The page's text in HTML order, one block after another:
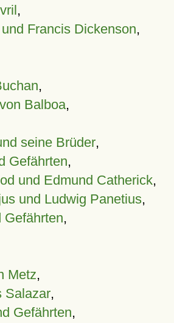
,
Francis Dickenson,
,
Balboa,
seine Brüder,
Gefährten,
und Edmund Catherick,
und Ludwig Panetius,
Gefährten,
Metz,
Salazar,
Gefährten,